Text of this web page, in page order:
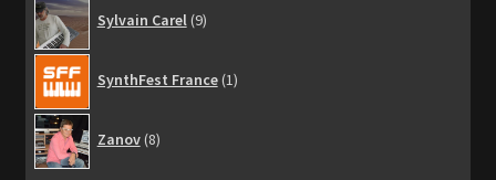
Sylvain Carel 9produits
SynthFest France 1produit
Zanov 8produits